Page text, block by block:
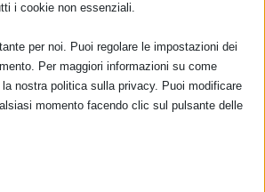
i cookie non essenziali.
per noi. Puoi regolare le impostazioni dei
Per maggiori informazioni su come
nostra politica sulla privacy. Puoi modificare
momento facendo clic sul pulsante delle